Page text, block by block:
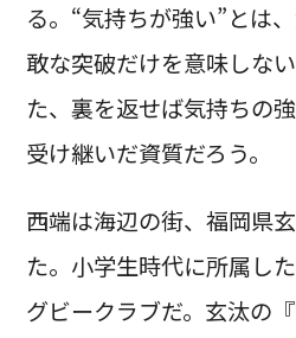
る。“気持ちが強い”とは
敢な突破だけを意味しな
た、裏を返せば気持ちの
受け継いだ資質だろう。
西端は海辺の街、福岡県
た。小学生時代に所属し
グビークラブだ。玄汰の